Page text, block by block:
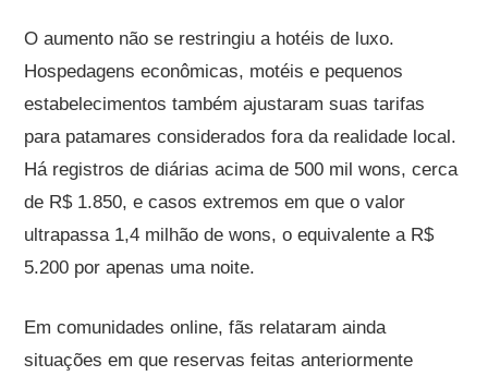
O aumento não se restringiu a hotéis de luxo.
Hospedagens econômicas, motéis e pequenos
estabelecimentos também ajustaram suas tarifas
para patamares considerados fora da realidade local.
Há registros de diárias acima de 500 mil wons, cerca
de R$ 1.850, e casos extremos em que o valor
ultrapassa 1,4 milhão de wons, o equivalente a R$
5.200 por apenas uma noite.
Em comunidades online, fãs relataram ainda
situações em que reservas feitas anteriormente